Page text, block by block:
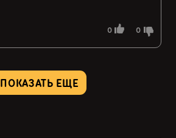
0 0
ПОКАЗАТЬ ЕЩЕ